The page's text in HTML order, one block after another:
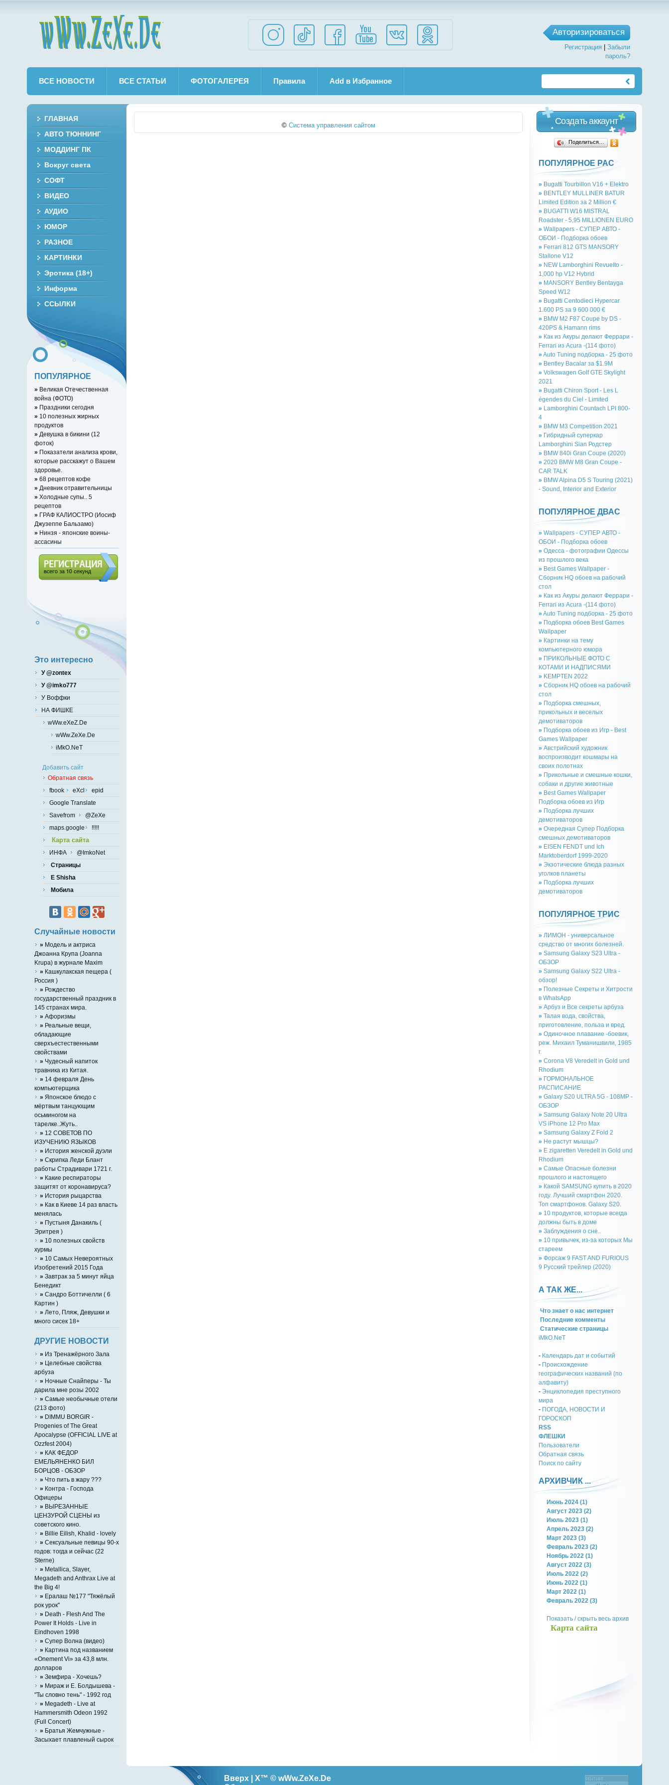
Авторизироваться
Регистрация |Забыли
пароль?
ВСЕ НОВОСТИ ВСЕ СТАТЬИ ФОТОГАЛЕРЕЯ Правила Add в Избранное
© Cистема управления сайтом Создать аккаунт
Поделиться…
ПОПУЛЯРНОЕ РАС
» Bugatti Tourbillon V16 + Elektro
» BENTLEY MULLINER BATUR
Limited Edition за 2 Million €
» BUGATTI W16 MISTRAL
Roadster - 5,95 MILLIONEN EURO
» Wallpapers - СУПЕР АВТО -
ОБОИ - Подборка обоев
» Ferrari 812 GTS MANSORY
Stallone V12
» NEW Lamborghini Revuelto -
1,000 hp V12 Hybrid
» MANSORY Bentley Bentayga
Speed W12
» Bugatti Centodieci Hypercar
1.600 PS за 9 600 000 €
» BMW M2 F87 Coupe by DS -
420PS & Hamann rims
» Как из Акуры делают Феррари -
Ferrari из Acura -(114 фото)
» Auto Tuning подборка - 25 фото
» Bentley Bacalar за $1.9M
» Volkswagen Golf GTE Skylight
2021
» Bugatti Chiron Sport - Les L
égendes du Ciel - Limited
» Lamborghini Countach LPI 800-
4
» BMW M3 Competition 2021
» Гибридный суперкар
Lamborghini Sian Родстер
» BMW 840i Gran Coupe (2020)
» 2020 BMW M8 Gran Coupe -
CAR TALK
» BMW Alpina D5 S Touring (2021)
- Sound, Interior and Exterior
ПОПУЛЯРНОЕ ДВАС
» Wallpapers - СУПЕР АВТО -
ОБОИ - Подборка обоев
» Одесса - фотографии Одессы
из прошлого века
» Best Games Wallpaper -
Сборник HQ обоев на рабочий
стол
» Как из Акуры делают Феррари -
Ferrari из Acura -(114 фото)
» Auto Tuning подборка - 25 фото
» Подборка обоев Best Games
Wallpaper
» Картинки на тему
компьютерного юмора
» ПРИКОЛЬНЫЕ ФОТО С
КОТАМИ И НАДПИСЯМИ
» KEMPTEN 2022
» Сборник HQ обоев на рабочий
стол
» Подборка смешных,
прикольных и веселых
демотиваторов
» Подборка обоев из Игр - Best
Games Wallpaper
» Австрийский художник
воспроизводит кошмары на
своих полотнах
» Прикольные и смешные кошки,
собаки и другие животные
» Best Games Wallpaper
Подборка обоев из Игр
» Подборка лучших
демотиваторов
» Очередная Супер Подборка
смешных демотиваторов
» EISEN FENDT und Ich
Marktoberdorf 1999-2020
» Экзотические блюда разных
уголков планеты
» Подборка лучших
демотиваторов
ПОПУЛЯРНОЕ ТРИС
» ЛИМОН - универсальное
средство от многих болезней.
» Samsung Galaxy S23 Ultra -
ОБЗОР
» Samsung Galaxy S22 Ultra -
обзор!
» Полезные Секреты и Хитрости
в WhatsApp
» Арбуз и Все секреты арбуза
» Талая вода, свойства,
приготовление, польза и вред.
» Одиночное плавание -боевик,
реж. Михаил Туманишвили, 1985
г.
» Corona V8 Veredelt in Gold und
Rhodium
» ГОРМОНАЛЬНОЕ
РАСПИСАНИЕ
» Galaxy S20 ULTRA 5G - 108MP -
ОБЗОР
» Samsung Galaxy Note 20 Ultra
VS iPhone 12 Pro Max
» Samsung Galaxy Z Fold 2
» Не растут мышцы?
» E zigaretten Veredelt in Gold und
Rhodium
» Самые Опасные болезни
прошлого и настоящего
» Какой SAMSUNG купить в 2020
году. Лучший смартфон 2020.
Топ смартфонов. Galaxy S20.
» 10 продуктов, которые всегда
должны быть в доме
» Заблуждения о сне..
» 10 привычек, из-за которых Мы
стареем
» Форсаж 9 FAST AND FURIOUS
9 Русский трейлер (2020)
А ТАК ЖЕ...
Что знает о нас интернет
Последние комменты
Cтатическиe страницы
iMkO.NeT
- Календарь дат и событий
- Происхождение
географических названий (по
алфавиту)
- Энциклопедия преступного
мира
- ПОГОДА, НОВОСТИ И
ГОРОСКОП
RSS
ФЛЕШКИ
Пользователи
Обратная связь
Поиск по сайту
АРХИВЧИК ...
Июнь 2024 (1)
Август 2023 (2)
Июль 2023 (1)
Апрель 2023 (2)
Март 2023 (3)
Февраль 2023 (2)
Ноябрь 2022 (1)
Август 2022 (3)
Июль 2022 (2)
Июнь 2022 (1)
Март 2022 (1)
Февраль 2022 (3)
Показать / скрыть весь архив
Карта сайта
ГЛАВНАЯ
АВТО ТЮННИНГ
МОДДИНГ ПК
Вокруг света
СОФТ
ВИДЕО
АУДИО
ЮМОР
РАЗНОЕ
КАРТИНКИ
Эротика (18+)
Информа
ССЫЛКИ
ПОПУЛЯРНОЕ
» Великая Отечественная
война (ФОТО)
» Праздники сегодня
» 10 полезных жирных
продуктов
» Девушка в бикини (12
фоток)
» Показатели анализа крови,
которые расскажут о Bашем
здоровье.
» 68 рецептов кофе
» Дневник отравительницы
» Холодные супы.. 5
рецептов
» ГРАФ КАЛИОСТРО (Иосиф
Джузеппе Бальзамо)
» Нинзя - японские воины-
ассасины
Это интересно
У @zontex
У @imko777
У Воффки
НА ФИШКЕ
wWw.eXeZ.De
wWw.ZeXe.De
iMkO.NeT
Добавить сайт
Обратная связь
fbook
eXcl
epid
Google Translate
Savefrom
@ZeXe
maps.google
!!!!!
Карта сайта
ИНФА
@ImkoNet
Страницы
E Shisha
Мобила
Случайные новости
» Mодель и актриса
Джоанна Крупа (Joanna
Krupa) в журнале Maxim
» Кашкулакская пещера (
Россия )
» Рождество
государственный праздник в
145 странах мира.
» Афоризмы
» Реальные вещи,
обладающие
сверхъестественными
свойствами
» Чудесный напиток
травника из Китая.
» 14 февраля День
компьютерщика
» Японское блюдо с
мёртвым танцующим
осьминогом на
тарелке..Жуть..
» 12 СОВЕТОВ ПО
ИЗУЧЕНИЮ ЯЗЫКОВ
» История женской дуэли
» Скрипка Леди Блант
работы Страдивари 1721 г.
» Какие респираторы
защитят от коронавируса?
» История рыцарства
» Как в Киеве 14 раз власть
менялась
» Пустыня Данакиль (
Эритрея )
» 10 полезных свойств
хурмы
» 10 Самых Невероятных
Изобретений 2015 Года
» Завтрак за 5 минут яйца
Бенедикт
» Сандро Боттичелли ( 6
Картин )
» Лето, Пляж, Девушки и
много сисек 18+
ДРУГИЕ НОВОСТИ
» Из Тренажёрного Зала
» Целебные свойства
арбуза
» Ночные Снайперы - Ты
дарила мне розы 2002
» Самые необычные отели
(213 фото)
» DIMMU BORGIR -
Progenies of The Great
Apocalypse (OFFICIAL LIVE at
Ozzfest 2004)
» КАК ФЕДОР
ЕМЕЛЬЯНЕНКО БИЛ
БОРЦОВ - ОБЗОР
» Что пить в жару ???
» Контра - Господа
Офицеры
» ВЫРЕЗАННЫЕ
ЦЕНЗУРОЙ СЦЕНЫ из
советского кино.
» Billie Eilish, Khalid - lovely
» Сексуальные певицы 90-х
годов: тогда и сейчас (22
Sterne)
» Metallica, Slayer,
Megadeth and Anthrax Live at
the Big 4!
» Ералаш №177 "Тяжёлый
рок урок"
» Death - Flesh And The
Power It Holds - Live in
Eindhoven 1998
» Супер Волна (видео)
» Картина под названием
«Onement Vi» за 43,8 млн.
долларов
» Земфира - Хочешь?
» Мираж и Е. Болдышева -
"Ты словно тень" - 1992 год
» Megadeth - Live at
Hammersmith Odeon 1992
(Full Concert)
» Братья Жемчужные -
Засыхает плавленый сырок
Вверх | X™ © wWw.ZeXe.De